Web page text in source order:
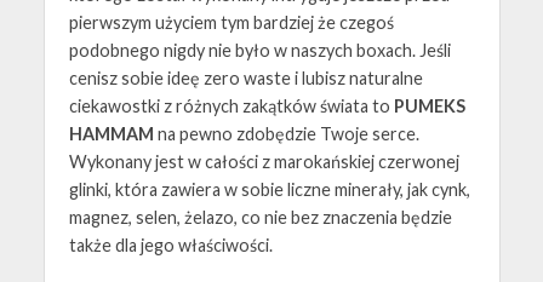
pierwszym użyciem tym bardziej że czegoś
podobnego nigdy nie było w naszych boxach. Jeśli
cenisz sobie ideę zero waste i lubisz naturalne
ciekawostki z różnych zakątków świata to PUMEKS
HAMMAM na pewno zdobędzie Twoje serce.
Wykonany jest w całości z marokańskiej czerwonej
glinki, która zawiera w sobie liczne minerały, jak cynk,
magnez, selen, żelazo, co nie bez znaczenia będzie
także dla jego właściwości.